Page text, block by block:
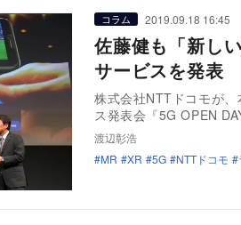
コラム 2019.09.18 16:45
佐藤健も「新し
サービスを発表
株式会社NTTドコモが
ス発表会『5G OPEN
渡辺彰浩
MR
XR 5G NTTドコモ